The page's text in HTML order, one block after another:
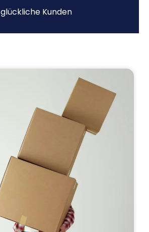
glückliche Kunden